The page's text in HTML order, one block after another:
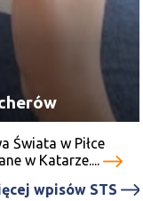
Świata w Piłce
w Katarze....
wpisów STS